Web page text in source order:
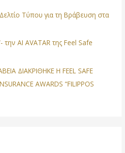
Δελτίο Τύπου για τη Βράβευση στα
την AI AVATAR της Feel Safe
ΔΙΑΚΡΙΘΗΚΕ Η FEEL SAFE
AWARDS “FILIPPOS